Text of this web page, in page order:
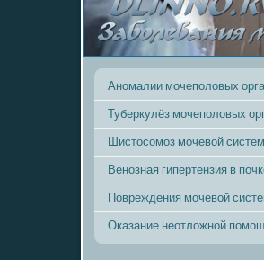
Аномалии мочеполовых
Туберкулёз мочеполовых
Шистосомоз мочевой
Венозная гипертензия в
Повреждения мочевой
Оказание неотложной